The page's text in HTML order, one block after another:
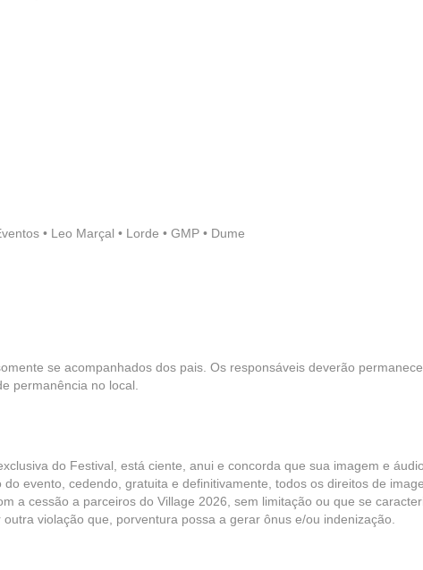
• Leo Marçal • Lorde • GMP • Dume
se acompanhados dos pais. Os responsáveis deverão
permanência no local.
do Festival, está ciente, anui e concorda que sua imagem e
evento, cedendo, gratuita e definitivamente, todos os direitos de
a cessão a parceiros do Village 2026, sem limitação ou que se
violação que, porventura possa a gerar ônus e/ou indenização.